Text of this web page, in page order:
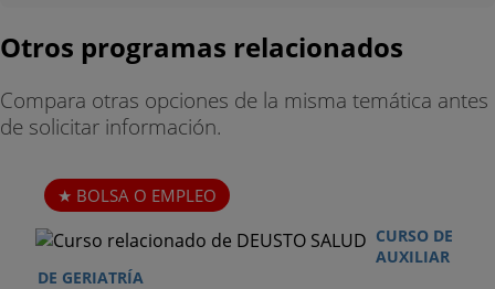
Otros programas relacionados
Compara otras opciones de la misma temática antes
de solicitar información.
BOLSA O EMPLEO
CURSO DE
AUXILIAR
DE GERIATRÍA